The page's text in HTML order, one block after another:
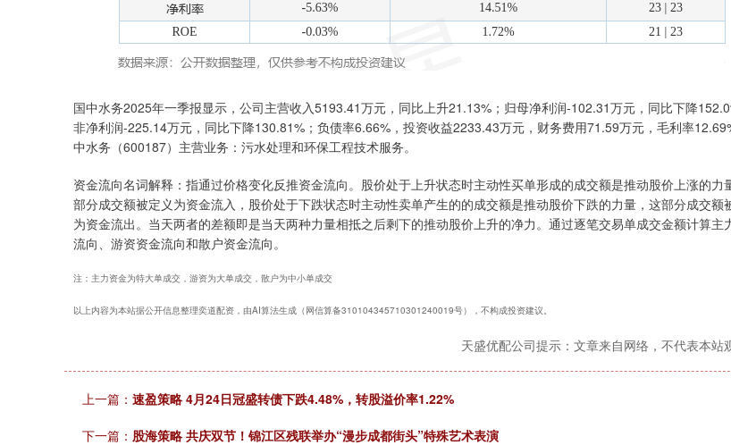
国中水务2025年一季报显示，公司主营收入5193.41万元，同比上升21.13%；归母净利润-102.31万元，同比下降
非净利润-225.14万元，同比下降130.81%；负债率6.66%，投资收益2233.43万元，财务费用71.59万元，毛利率
中水务（600187）主营业务：污水处理和环保工程技术服务。
资金流向名词解释：指通过价格变化反推资金流向。股价处于上升状态时主动性买单形成的成交额是推动股价上涨的力
部分成交额被定义为资金流入，股价处于下跌状态时主动性卖单产生的的成交额是推动股价下跌的力量，这部分成交额
为资金流出。当天两者的差额即是当天两种力量相抵之后剩下的推动股价上升的净力。通过逐笔交易单成交金额计算主
流向、游资资金流向和散户资金流向。
注：主力资金为特大单成交，游资为大单成交，散户为中小单成交
以上内容为本站据公开信息整理奕道配资，由AI算法生成（网信算备310104345710301240019号），不构成投资建议。
天盛优配公司提示：文章来自网络，不代表本站
上一篇： 速盈策略 4月24日冠盛转债下跌4.48%，转股溢价率1.22%
下一篇： 股海策略 共庆双节！锦江区残联举办“漫步成都街头”特殊艺术表演